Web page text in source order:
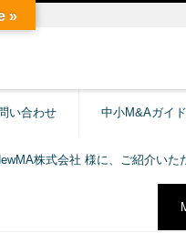
い合わせ 中小M&Aガイ
株式会社 様に、ご紹介いた
»